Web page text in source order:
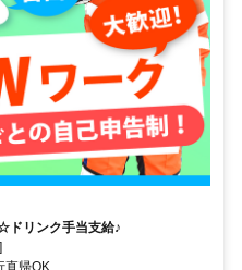
ドリンク手当支給♪
直帰OK